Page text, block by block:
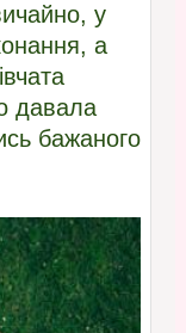
у
а
давала
бажаного